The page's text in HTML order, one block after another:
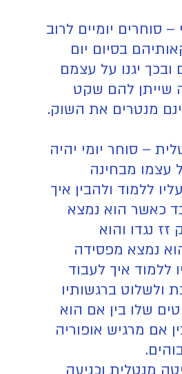
– סוחרים יומיים לרוב
בסיום יום
יגנו על עצמם
שייתן להם שקט
מנטרים את השוק.
– סוחר יומי יהיה
עצמו מבחינה
ללמוד ולהבין איך
כאשר הוא נמצא
נגדו והוא
נמצא מפסידה
ללמוד איך לעבוד
ולשלוט ברגשותיו
שלו בין אם הוא
אם מרגיש אופוריה